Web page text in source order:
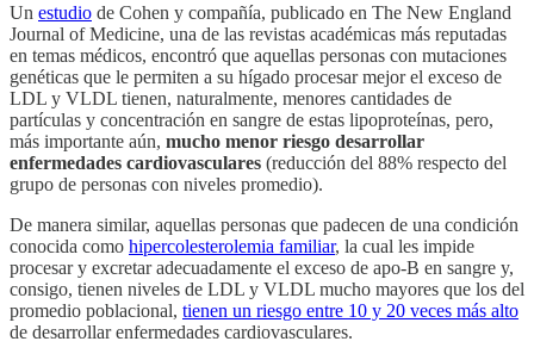
Un estudio de Cohen y compañía, publicado en The New England
Journal of Medicine, una de las revistas académicas más reputadas
en temas médicos, encontró que aquellas personas con mutaciones
genéticas que le permiten a su hígado procesar mejor el exceso de
LDL y VLDL tienen, naturalmente, menores cantidades de
partículas y concentración en sangre de estas lipoproteínas, pero,
más importante aún, mucho menor riesgo desarrollar
enfermedades cardiovasculares (reducción del 88% respecto del
grupo de personas con niveles promedio).
De manera similar, aquellas personas que padecen de una condición
conocida como hipercolesterolemia familiar, la cual les impide
procesar y excretar adecuadamente el exceso de apo-B en sangre y,
consigo, tienen niveles de LDL y VLDL mucho mayores que los del
promedio poblacional, tienen un riesgo entre 10 y 20 veces más alto
de desarrollar enfermedades cardiovasculares.